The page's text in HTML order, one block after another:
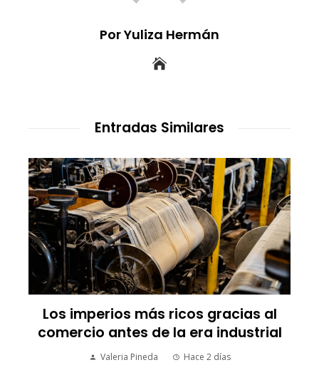
Por Yuliza Hermán
Entradas Similares
Las empresas que alcanzaron los
picos más altos en valor bursátil
histórico